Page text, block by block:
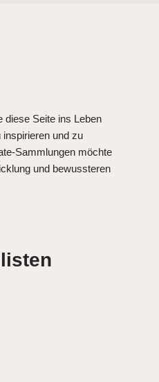
diese Seite ins Leben
und zu
Sammlungen möchte
und bewussteren